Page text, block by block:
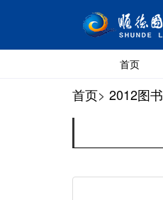
首页
首页> 2012图书